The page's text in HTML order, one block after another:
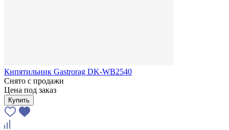
Кипятильник Gastrorag DK-WB2540
Снято с продажи
Цена под заказ
Купить